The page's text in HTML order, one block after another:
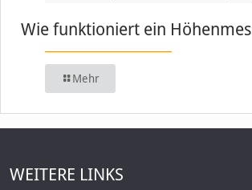
Wie funktioniert ein
Mehr
WEITERE LINKS